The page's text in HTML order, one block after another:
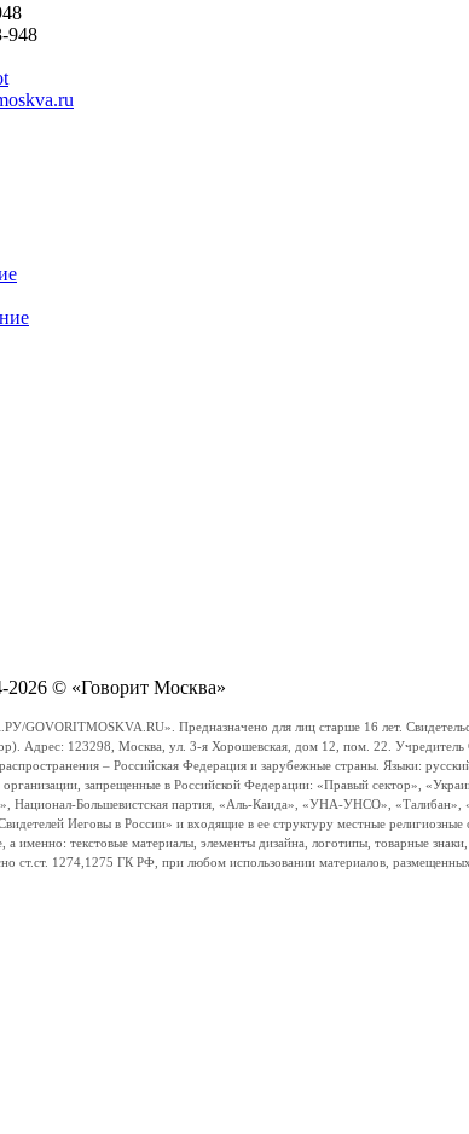
948
© «Говорит Москва»
Предназначено для лиц старше 16 лет.
Адрес: 123298, Москва, ул. 3-я Хорошевская, дом 12, пом. 22.
– Российская Федерация и зарубежные страны. Языки:
организации, запрещенные в Российской Федерации: «Правый сектор»,
Большевистская партия, «Аль-Каида», «УНА-УНСО», «Талибан»,
Иеговы в России» и входящие в ее структуру местные религиозные
именно: текстовые материалы, элементы дизайна, логотипы, товарные
ст.ст. 1274,1275 ГК РФ, при любом использовании материалов,